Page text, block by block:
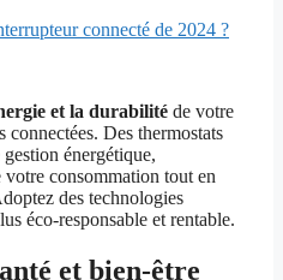
connecté de 2024 ?
et la durabilité de votre
connectées. Des thermostats
énergétique,
consommation tout en
des technologies
éco-responsable et rentable.
et bien-être